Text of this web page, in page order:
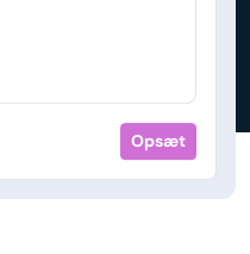
Opsæt